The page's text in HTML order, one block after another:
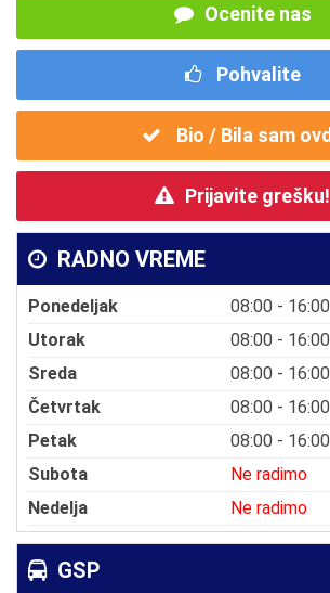
Ocenite nas
Pohvalite
Bio / Bila sam
Prijavite grešku!
RADNO VREME
Ponedeljak
08:00 - 16:00
Utorak
08:00 - 16:00
Sreda
08:00 - 16:00
Četvrtak
08:00 - 16:00
Petak
08:00 - 16:00
Subota
Ne radimo
Nedelja
Ne radimo
GSP